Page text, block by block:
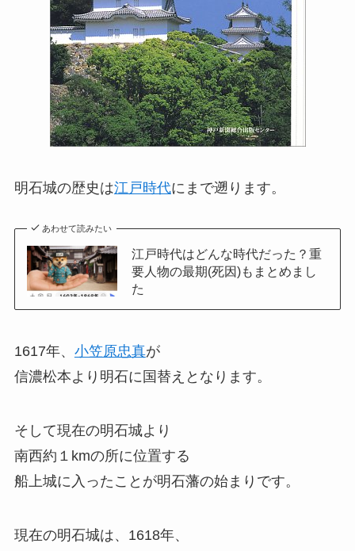
明石城の歴史は江戸時代にまで遡ります。
あわせて読みたい
江戸時代はどんな時代だった？重
要人物の最期(死因)もまとめまし
た
1617年、 小笠原忠真が
信濃松本より明石に国替えとなります。
そして現在の明石城より
南西約１kmの所に位置する
船上城に入ったことが明石藩の始まりです。
現在の明石城は、1618年、